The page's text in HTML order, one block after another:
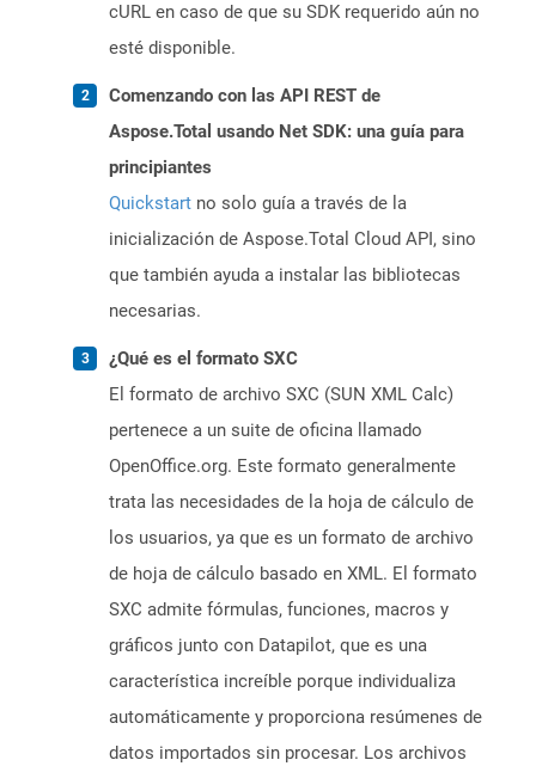
cURL en caso de que su SDK requerido aún no
esté disponible.
Comenzando con las API REST de
Aspose.Total usando Net SDK: una guía para
principiantes
Quickstart no solo guía a través de la
inicialización de Aspose.Total Cloud API, sino
que también ayuda a instalar las bibliotecas
necesarias.
¿Qué es el formato SXC
El formato de archivo SXC (SUN XML Calc)
pertenece a un suite de oficina llamado
OpenOffice.org. Este formato generalmente
trata las necesidades de la hoja de cálculo de
los usuarios, ya que es un formato de archivo
de hoja de cálculo basado en XML. El formato
SXC admite fórmulas, funciones, macros y
gráficos junto con Datapilot, que es una
característica increíble porque individualiza
automáticamente y proporciona resúmenes de
datos importados sin procesar. Los archivos